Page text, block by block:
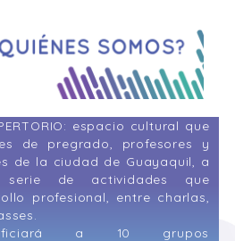
espacio cultural que
de pregrado, profesores y
de la ciudad de Guayaquil
, a
de actividades que
profesional, entre charlas,
a 10 grupos